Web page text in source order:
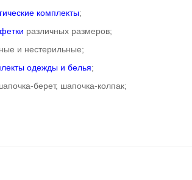
комплекты;
различных размеров;
и нестерильные;
одежды и белья;
берет, шапочка-колпак;